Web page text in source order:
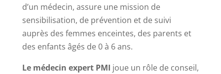
d’un médecin, assure une mission de
sensibilisation, de prévention et de suivi
auprès des femmes enceintes, des parents et
des enfants âgés de 0 à 6 ans.
Le médecin expert PMI joue un rôle de conseil,